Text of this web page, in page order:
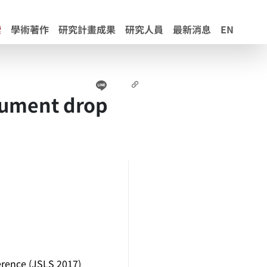
學術著作 研究計畫成果 研究人員 最新消息 EN
Line Facebook
drop
(JSLS 2017)